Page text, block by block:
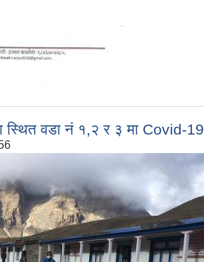
स्थित वडा नं १,२ र ३ मा